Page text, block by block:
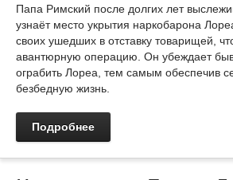
Папа Римский после долгих лет
узнаёт место укрытия наркобарона
своих ушедших в отставку товарищей,
авантюрную операцию. Он убеждает
ограбить Лореа, тем самым обеспечив
безбедную жизнь.
Подробнее